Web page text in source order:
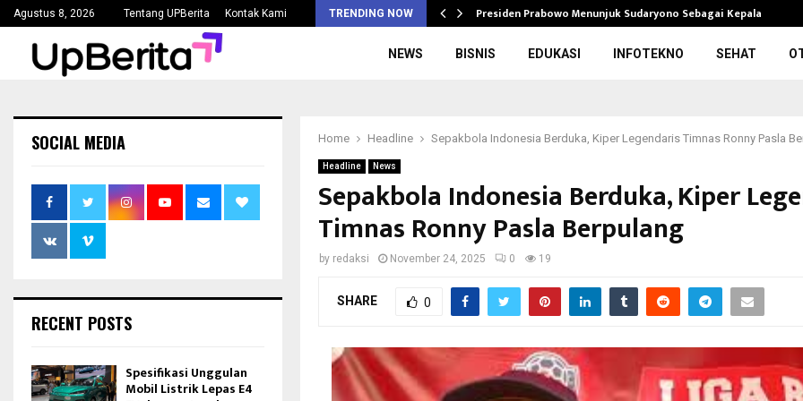
Agustus 8, 2026 Tentang UPBerita Kontak Kami TRENDING NOW
Kejaksaan Agung Tetapkan Lima Tersangka Korupsi Pengadaan… Presiden Prabowo Menunjuk Sudaryono Sebagai Kepala Badan…
NEWS BISNIS EDUKASI INFOTEKNO SEHAT
Home Headline Sepakbola Indonesia Berduka, Kiper Legendaris Timnas Ronny Pasla
Headline News
Sepakbola Indonesia Berduka, Kiper
Timnas Ronny Pasla Berpulang
by redaksi November 24, 2025 0 19
SHARE 0
SOCIAL MEDIA
RECENT POSTS
Spesifikasi Unggulan
Mobil Listrik Lepas E4